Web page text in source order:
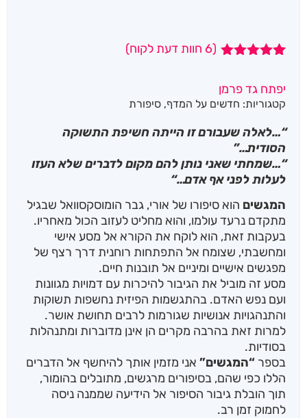
מבוסס על
דירוגים של
(
6 חוות דעת לקוח)
יפתח גד פרמן
קטגוריות: חדשים על המדף, סיפורת
“…לאלה שעבורם זו הייתה חשיפת התשוקה
הסודית…”
“…שמחתי שאני נותן להם מקום לדברים שלא העזו
לעלות לפני אף אדם…“
המגשים הוא סיפורו של אורי, גבר הומוסקסוואל שבגיל
מתקדם נרעד עולמו, והוא מחליט לעזוב הכול מאחריו.
בעקבות זאת, הוא לוקח את הקורא אל מסע אישי
ומחשבתי, שצומח אל התפתחות רוחנית דרך רצף של
מפגשים אישיים ומיניים אל תובנות חיים.
מסע זה מוביל את הגיבור להיכרות עם דמויות מגוונות
ועם נפש האדם. בהתגשמות הפיזית נחשפות תשוקות
והתנהגויות אנושיות שגורמות לרבים תחושת אושר.
למרות זאת בהרבה מקרים הן אינן מדוברות ומתנהלות
בסודיות.
בספר “המגשים” אני מזמין אותך להיחשף אל הדברים
הללו כפי שהם, בסיפורים מרגשים, מתובלים בהומור,
תוך הובלת גיבור הסיפור אל הידיעה שממנה ניסה
לחמוק זמן רב.